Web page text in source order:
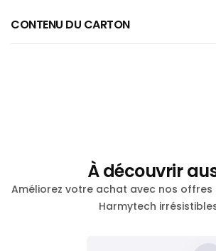
CONTENU DU CARTON
À découvrir
Améliorez votre achat avec nos
Harmytech